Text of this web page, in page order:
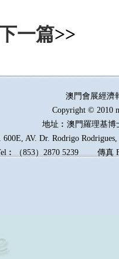
一篇>>
澳門會展經
Copyright © 2010
地址︰澳門羅理基博
AV. Dr. Rodrigo
（853）2870 5239傳真